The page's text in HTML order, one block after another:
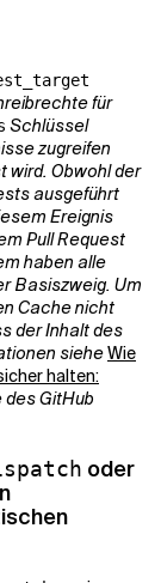
für
Schlüssel
zugreifen
wird. Obwohl der
ausgeführt
Ereignis
Pull Request
haben alle
Basiszweig. Um
Cache nicht
der Inhalt des
sieheWie
halten:
des GitHub
oder